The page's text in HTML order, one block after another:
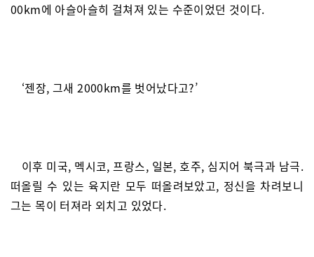
00km에 아슬아슬히 걸쳐져 있는 수준이었던 것이다.
‘젠장, 그새 2000km를 벗어났다고?’
이후 미국, 멕시코, 프랑스, 일본, 호주, 심지어 북극과 남극.
떠올릴 수 있는 육지란 모두 떠올려보았고, 정신을 차려보니
그는 목이 터져라 외치고 있었다.